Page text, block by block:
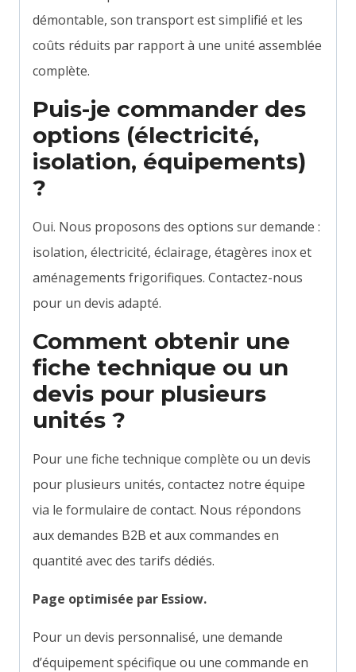
démontable, son transport est simplifié et les
coûts réduits par rapport à une unité assemblée
complète.
Puis-je commander des
options (électricité,
isolation, équipements)
?
Oui. Nous proposons des options sur demande :
isolation, électricité, éclairage, étagères inox et
aménagements frigorifiques. Contactez-nous
pour un devis adapté.
Comment obtenir une
fiche technique ou un
devis pour plusieurs
unités ?
Pour une fiche technique complète ou un devis
pour plusieurs unités, contactez notre équipe
via le formulaire de contact. Nous répondons
aux demandes B2B et aux commandes en
quantité avec des tarifs dédiés.
Page optimisée par Essiow.
Pour un devis personnalisé, une demande
d’équipement spécifique ou une commande en